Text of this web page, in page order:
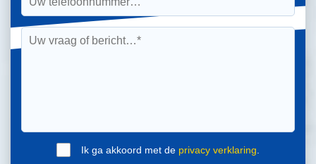
Ik ga akkoord met de privacy verklaring